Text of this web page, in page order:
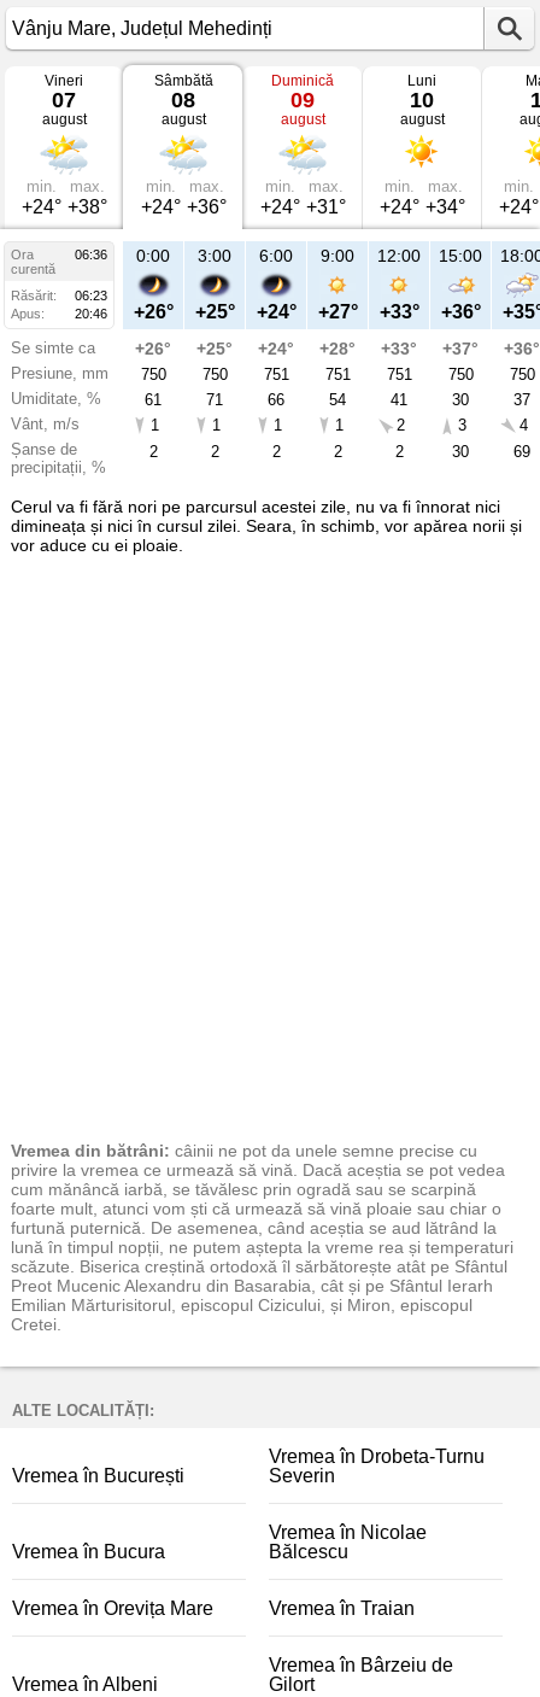
Vremea
Vânju
Mare
mâine
Județul
Mehedinți
Vineri
07
august
min.
+24°
max.
+38°
Sâmbătă
08
august
min.
+24°
max.
+36°
Duminică
09
august
min.
+24°
max.
+31°
Luni
10
august
min.
+24°
max.
+34°
min.
+24°
Ora
06:36
curentă
Răsărit:
06:23
Apus:
20:46
Se simte ca
Presiune, mm
Umiditate, %
Vânt, m/s
Șanse de
precipitații, %
21:00
+29°
+30°
750
51
2
23
Sâ
aug
0:00
+26°
+26°
750
61
1
2
3:00
+25°
+25°
750
71
1
2
6:00
+24°
+24°
751
66
1
2
9:00
+27°
+28°
751
54
1
2
12:00
+33°
+33°
751
41
2
2
15:00
+36°
+37°
750
30
3
30
+36°
750
37
4
69
Cerul va fi fără nori pe parcursul acestei zile, nu va fi înnorat nici
dimineața și nici în cursul zilei. Seara, în schimb, vor apărea norii și
vor aduce cu ei ploaie.
Vremea din bătrâni: câinii ne pot da unele semne precise cu
privire la vremea ce urmează să vină. Dacă aceștia se pot vedea
cum mănâncă iarbă, se tăvălesc prin ogradă sau se scarpină
foarte mult, atunci vom ști că urmează să vină ploaie sau chiar o
furtună puternică. De asemenea, când aceștia se aud lătrând la
lună în timpul nopții, ne putem aștepta la vreme rea și temperaturi
scăzute. Biserica creștină ortodoxă îl sărbătorește atât pe Sfântul
Preot Mucenic Alexandru din Basarabia, cât și pe Sfântul Ierarh
Emilian Mărturisitorul, episcopul Cizicului, și Miron, episcopul
Cretei.
ALTE LOCALITĂȚI:
Vremea în București
Vremea în Drobeta-Turnu
Severin
Vremea în Bucura
Vremea în Nicolae
Bălcescu
Vremea în Orevița Mare Vremea în Traian
Vremea în Albeni
Vremea în Bârzeiu de
Gilort